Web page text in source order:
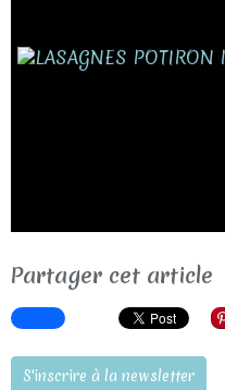
Partager cet article
S'inscrire à la newsletter